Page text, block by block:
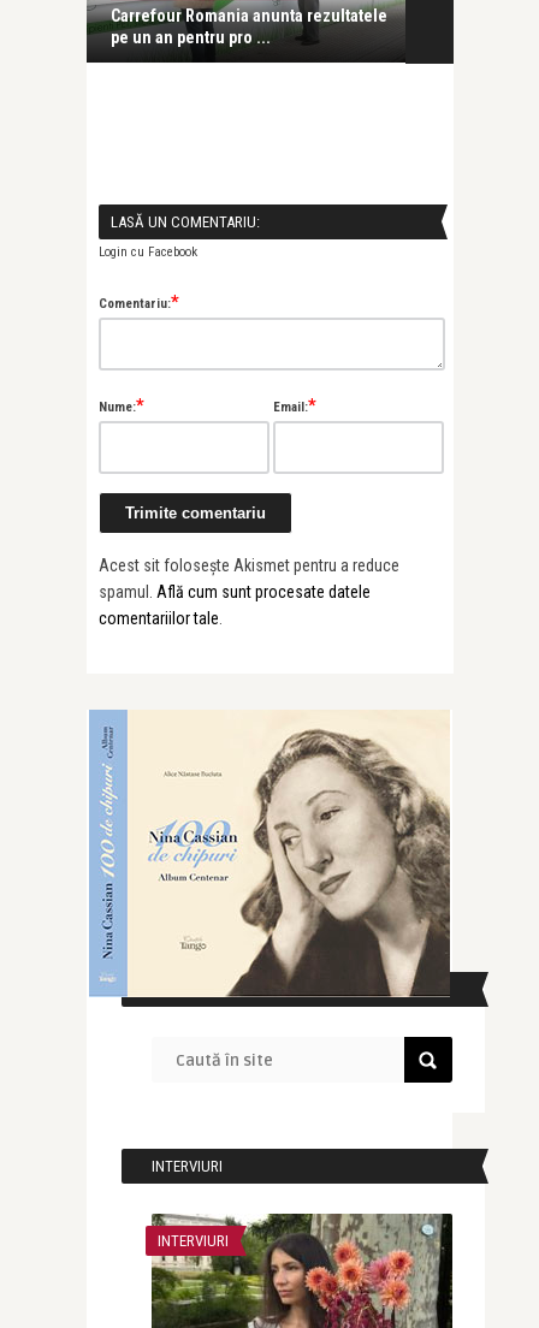
Carrefour Romania anunta rezultatele
pe un an pentru pro ...
LASĂ UN COMENTARIU:
Login cu Facebook
Comentariu:*
Nume:* Email:*
Acest sit folosește Akismet pentru a reduce
spamul. Află cum sunt procesate datele
comentariilor tale
CAUTĂ ÎN SITE
INTERVIURI
INTERVIURI